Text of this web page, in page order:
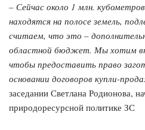
– Сейчас около 1 млн.
находятся на полосе земель,
считаем, что это –
областной бюджет. Мы хотим
чтобы предоставить право
основании договоров купли-
заседании Светлана Родионова,
природоресурсной политике ЗС